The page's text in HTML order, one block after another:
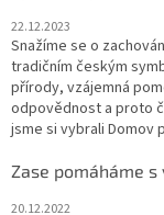
22.12.2023
Snažíme se o
tradičním českým
přírody, vzájemná
odpovědnost a proto
jsme si vybrali Domov
Zase pomáháme s
20.12.2022